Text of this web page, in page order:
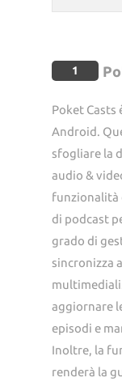
1
Poket Casts
Android.
sfogliare la
audio &
funzionalità
di podcast
grado di
sincronizza
aggiornare
episodi e
Inoltre, la
renderà la